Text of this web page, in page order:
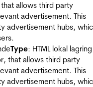
allows third party
advertisement. This
advertisement hubs,
Type: HTML lokal lagring
that allows third party
advertisement. This
advertisement hubs,